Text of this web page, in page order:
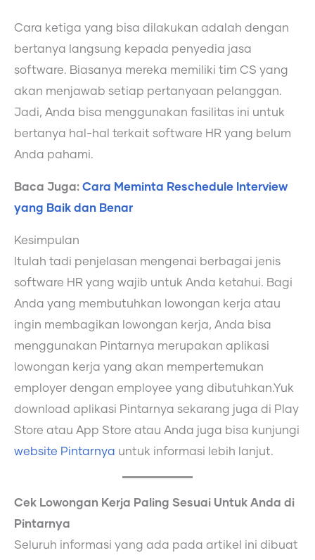
Cara ketiga yang bisa dilakukan adalah dengan
bertanya langsung kepada penyedia jasa
software. Biasanya mereka memiliki tim CS yang
akan menjawab setiap pertanyaan pelanggan.
Jadi, Anda bisa menggunakan fasilitas ini untuk
bertanya hal-hal terkait software HR yang belum
Anda pahami.
Baca Juga: Cara Meminta Reschedule Interview
yang Baik dan Benar
Kesimpulan
Itulah tadi penjelasan mengenai berbagai jenis
software HR yang wajib untuk Anda ketahui. Bagi
Anda yang membutuhkan lowongan kerja atau
ingin membagikan lowongan kerja, Anda bisa
menggunakan Pintarnya merupakan aplikasi
lowongan kerja yang akan mempertemukan
employer dengan employee yang dibutuhkan.Yuk
download aplikasi Pintarnya sekarang juga di Play
Store atau App Store atau Anda juga bisa kunjungi
website Pintarnya untuk informasi lebih lanjut.
Cek Lowongan Kerja Paling Sesuai Untuk Anda di
Pintarnya
Seluruh informasi yang ada pada artikel ini dibuat